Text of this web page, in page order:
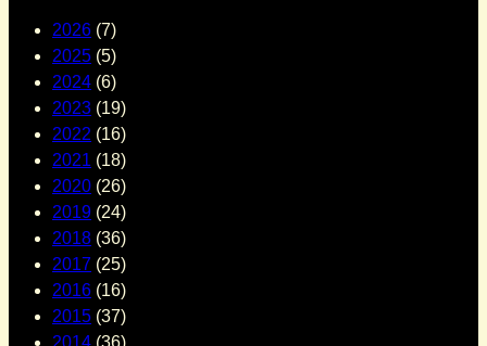
2026 (7)
2025 (5)
2024 (6)
2023 (19)
2022 (16)
2021 (18)
2020 (26)
2019 (24)
2018 (36)
2017 (25)
2016 (16)
2015 (37)